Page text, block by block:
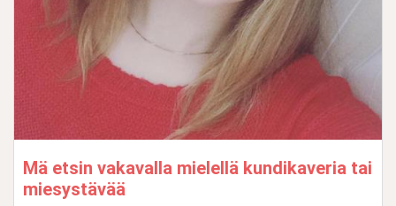
Mä etsin vakavalla mielellä kundikaveria tai
miesystävää